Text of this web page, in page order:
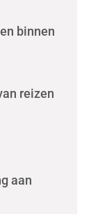
binnen
reizen
aan